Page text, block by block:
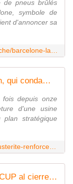
de pneus brûlés
symbole de
d'annoncer sa
https://www.courrierinternational.com/depeche/barcelone-la-fureur-des-employes-de-nissan-laches-en-pleine-pandemie.afp.com.20200528.doc.1sf450.xml
Cure d'austérité accrue chez Nissan, qui condamne son site de Barcelone
fois depuis onze
d'une usine
stratégique
https://www.la-croix.com/Economie/Cure-austerite-renforcee-chez-Nissan-condamne-site-Barcelone-2020-05-28-1301096441
"Nacionalización": la solución de la CUP al cierre de la planta de Nissan en Barcelona